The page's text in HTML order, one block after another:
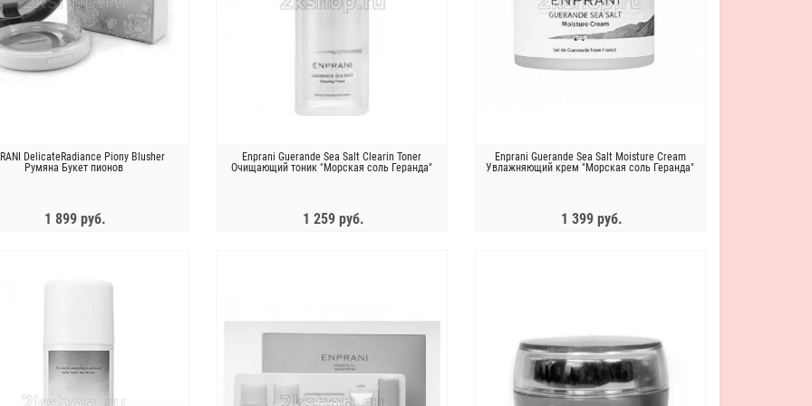
DelicateRadiance Piony Blusher
Румяна Букет пионов
1 899 руб.
Enprani Guerande Sea Salt Clearin Toner
Очищающий тоник "Морская соль Геранда"
1 259 руб.
Enprani Guerande Sea Salt Moisture Cream
Увлажняющий крем "Морская соль Геранда"
1 399 руб.